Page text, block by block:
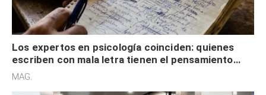
Los expertos en psicología coinciden: quienes
escriben con mala letra tienen el pensamiento
acelerado y no lo hacen por desinterés
MAG.